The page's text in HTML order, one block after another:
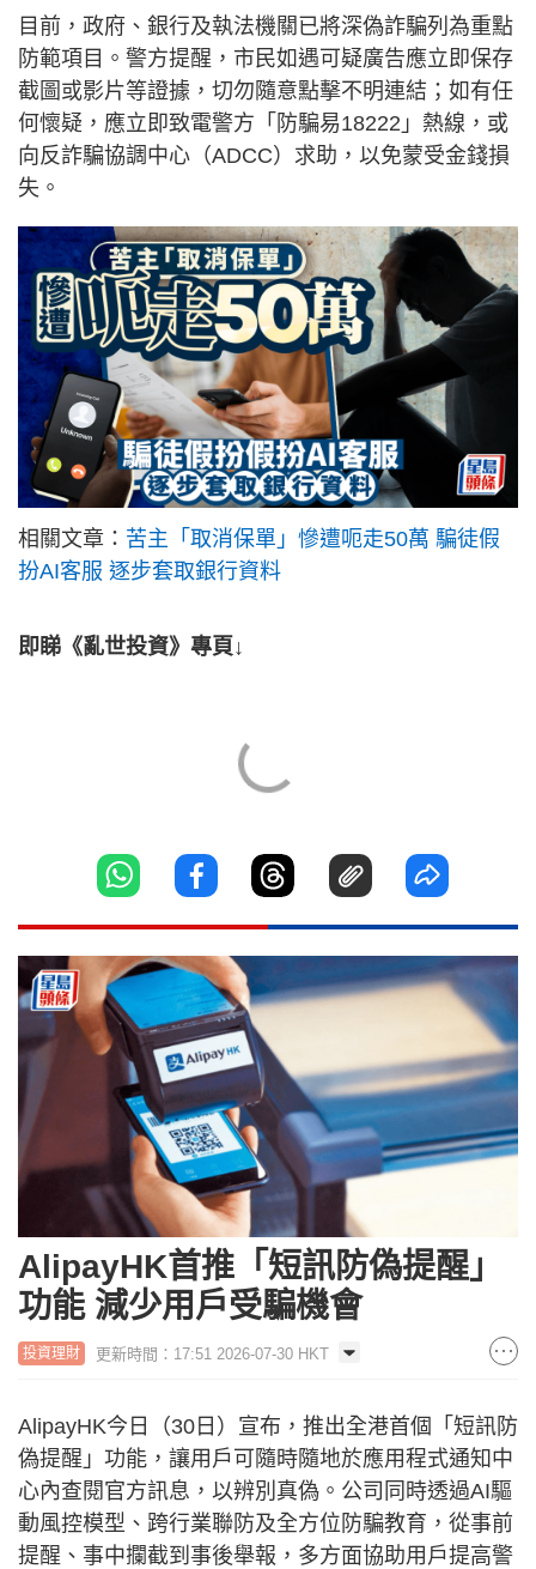
目前，政府、銀行及執法機關已將深偽詐騙列為重點
防範項目。警方提醒，市民如遇可疑廣告應立即保存
截圖或影片等證據，切勿隨意點擊不明連結；如有任
何懷疑，應立即致電警方「防騙易18222」熱線，或
向反詐騙協調中心（ADCC）求助，以免蒙受金錢損
失。
相關文章： 苦主「取消保單」慘遭呃走50萬 騙徒假
扮AI客服 逐步套取銀行資料
即睇《亂世投資》專頁↓
AlipayHK首推「短訊防偽提醒」
功能 減少用戶受騙機會
投資理財 更新時間：17:51 2026-07-30 HKT
AlipayHK今日（30日）宣布，推出全港首個「短訊防
偽提醒」功能，讓用戶可隨時隨地於應用程式通知中
心內查閱官方訊息，以辨別真偽。公司同時透過AI驅
動風控模型、跨行業聯防及全方位防騙教育，從事前
提醒、事中攔截到事後舉報，多方面協助用戶提高警